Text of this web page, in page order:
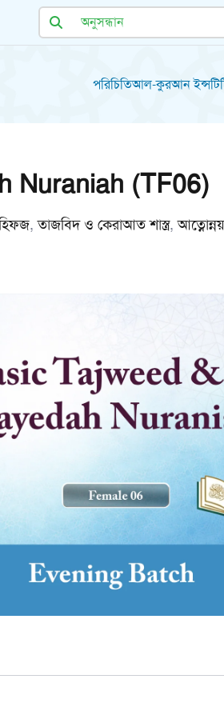
পরিচিতিআল-কুরআন
Nuraniah (TF06)
,তাজবিদ ও কেরাআত শাস্ত্র,